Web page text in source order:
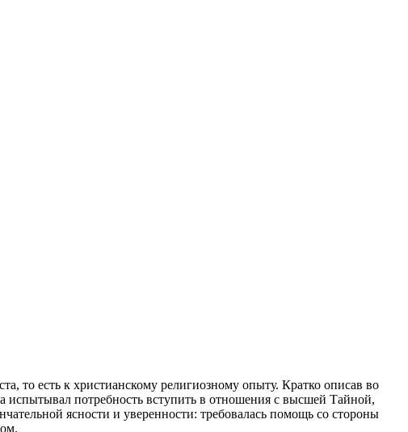
то есть к христианскому религиозному опыту. Кратко описав во
испытывал потребность вступить в отношения с высшей Тайной,
ясности и уверенности: требовалась помощь со стороны